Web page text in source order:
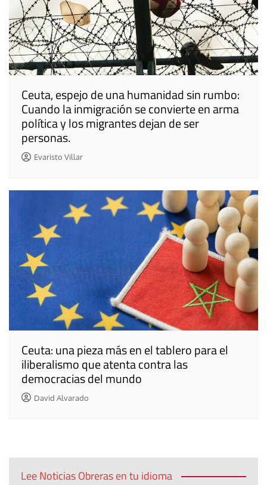
Ceuta, espejo de una humanidad sin rumbo:
Cuando la inmigración se convierte en arma
política y los migrantes dejan de ser
personas.
Evaristo Villar
Ceuta: una pieza más en el tablero para el
iliberalismo que atenta contra las
democracias del mundo
David Alvarado
Lee Noticias Obreras en tu idioma